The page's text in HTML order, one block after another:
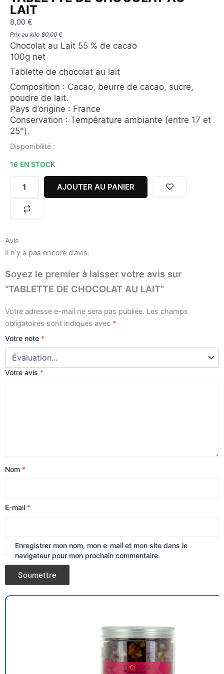
LAIT
8,00 €
Prix au kilo 80,00 €
Chocolat au Lait 55 % de cacao
100g net
Tablette de chocolat au lait
Composition : Cacao, beurre de cacao, sucre,
poudre de lait.
Pays d’origine : France
Conservation : Température ambiante (entre 17 et
25°).
Disponibilité :
16 EN STOCK
quantité
TABLETTE
CHOCOLAT
LAIT
AJOUTER AU PANIER
Avis
Il n’y a pas encore d’avis.
Soyez le premier à laisser votre avis sur
“TABLETTE DE CHOCOLAT AU LAIT”
Votre adresse e-mail ne sera pas publiée. Les champs
obligatoires sont indiqués avec *
Votre note *
Votre avis *
Nom *
E-mail *
Enregistrer mon nom, mon e-mail et mon site dans le
navigateur pour mon prochain commentaire.